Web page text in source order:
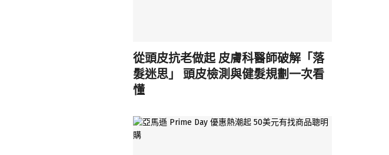
從頭皮抗老做起 皮膚科醫師破解「落
髮迷思」 頭皮檢測與健髮規劃一次看
懂